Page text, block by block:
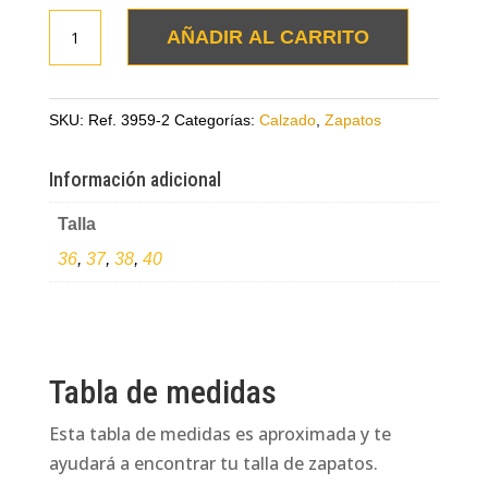
cuero
tacón
interno
cantidad
AÑADIR AL CARRITO
SKU: Ref. 3959-2 Categorías: Calzado, Zapatos
Información adicional
Talla
36, 37, 38, 40
Tabla de medidas
Esta tabla de medidas es aproximada y te
ayudará a encontrar tu talla de zapatos.